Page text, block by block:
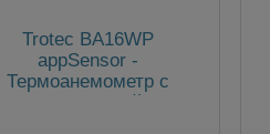
Trotec BA16WP
appSensor -
Термоанемометр с
крыльчаткой